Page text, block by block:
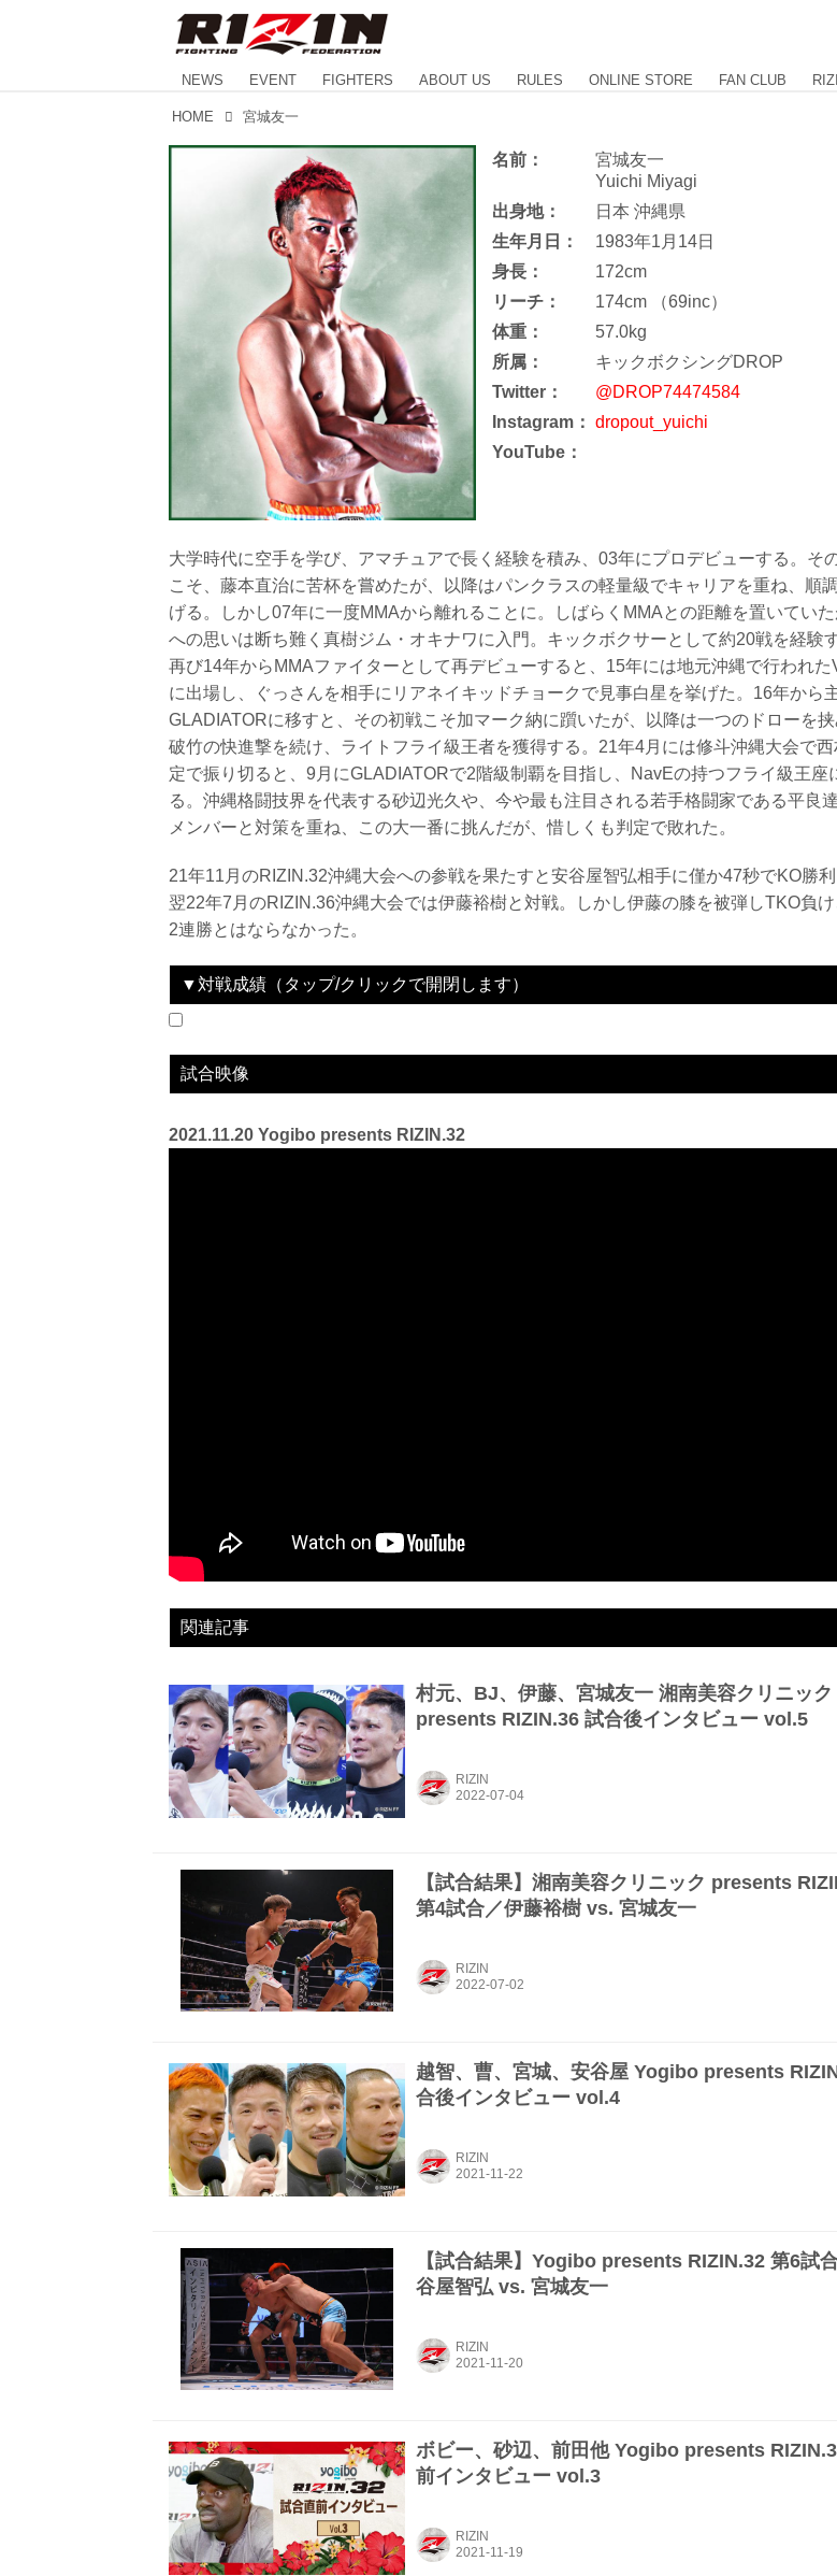
NEWS EVENT FIGHTERS ABOUT US RULES ONLINE STORE FAN CLUB
HOME 宮城友一
名前：
宮城友一
Yuichi Miyagi
出身地：
日本 沖縄県
生年月日：
1983年1月14日
身長：
172cm
リーチ：
174cm （69inc）
体重：
57.0kg
所属：
キックボクシングDROP
Twitter：
@DROP74474584
Instagram：
dropout_yuichi
YouTube：
大学時代に空手を学び、アマチュアで長く経験を積み、03年にプロデビューする。そ
こそ、藤本直治に苦杯を嘗めたが、以降はパンクラスの軽量級でキャリアを重ね、順
げる。しかし07年に一度MMAから離れることに。しばらくMMAとの距離を置いてい
への思いは断ち難く真樹ジム・オキナワに入門。キックボクサーとして約20戦を経験
再び14年からMMAファイターとして再デビューすると、15年には地元沖縄で行われた
に出場し、ぐっさんを相手にリアネイキッドチョークで見事白星を挙げた。16年から
GLADIATORに移すと、その初戦こそ加マーク納に躓いたが、以降は一つのドローを挟
破竹の快進撃を続け、ライトフライ級王者を獲得する。21年4月には修斗沖縄大会で西
定で振り切ると、9月にGLADIATORで2階級制覇を目指し、NavEの持つフライ級王座
る。沖縄格闘技界を代表する砂辺光久や、今や最も注目される若手格闘家である平良
メンバーと対策を重ね、この大一番に挑んだが、惜しくも判定で敗れた。
21年11月のRIZIN.32沖縄大会への参戦を果たすと安谷屋智弘相手に僅か47秒でKO勝利
翌22年7月のRIZIN.36沖縄大会では伊藤裕樹と対戦。しかし伊藤の膝を被弾しTKO負
2連勝とはならなかった。
▼対戦成績（タップ/クリックで開閉します）
試合映像
2021.11.20 Yogibo presents RIZIN.32
関連記事
村元、BJ、伊藤、宮城友一 湘南美容クリニック
presents RIZIN.36 試合後インタビュー vol.5
RIZIN
【試合結果】湘南美容クリニック presents
第4試合／伊藤裕樹 vs. 宮城友一
RIZIN
越智、曹、宮城、安谷屋 Yogibo presents
合後インタビュー vol.4
RIZIN
【試合結果】Yogibo presents RIZIN.32 第6試
谷屋智弘 vs. 宮城友一
RIZIN
ボビー、砂辺、前田他 Yogibo presents
前インタビュー vol.3
RIZIN